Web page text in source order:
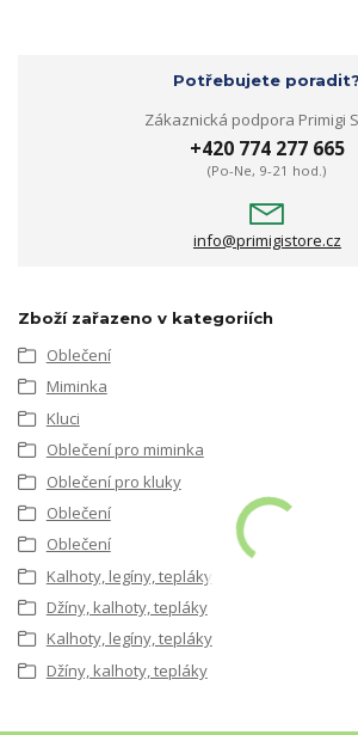
Potřebujete poradit?
Zákaznická podpora Primigi
+420 774 277 665
(Po-Ne, 9-21 hod.)
info@primigistore.cz
Zboží zařazeno v kategoriích
Oblečení
Miminka
Kluci
Oblečení pro miminka
Oblečení pro kluky
Oblečení
Oblečení
Kalhoty, legíny, tepláky
Džíny, kalhoty, tepláky
Kalhoty, legíny, tepláky
Džíny, kalhoty, tepláky